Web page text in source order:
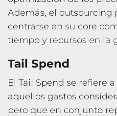
Además, el outsourcing
centrarse en su core
tiempo y recursos en la
Tail Spend
El Tail Spend se refiere
aquellos gastos
pero que en conjunto